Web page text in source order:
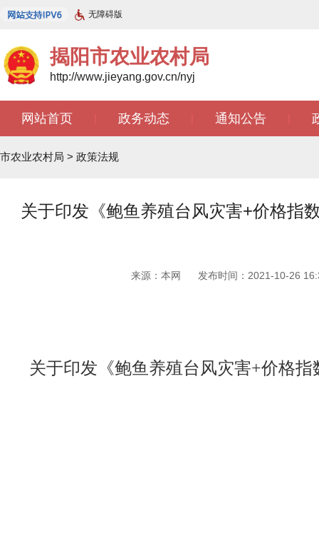
无障碍版
揭阳市农业农村局
http://www.jieyang.gov.cn/nyj
网站首页 政务动态 通知公告
市农业农村局 > 政策法规
关于印发《鲍鱼养殖台风灾害+价格指
来源：本网 发布时间：2021-10-26
关于印发《鲍鱼养殖台风灾害+价格